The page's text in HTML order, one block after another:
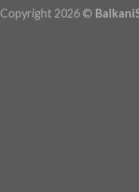
Copyright 2026 ©